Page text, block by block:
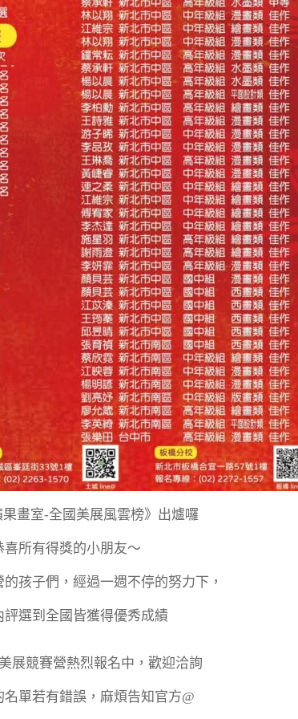
畫室-全國美展風雲榜》出爐囉
喜所有得獎的小朋友～
孩子們，經過一週不停的努力下，
評選到全國皆獲得優秀成績
展競賽營熱烈報名中，歡迎洽詢
名單若有錯誤，麻煩告知官方@